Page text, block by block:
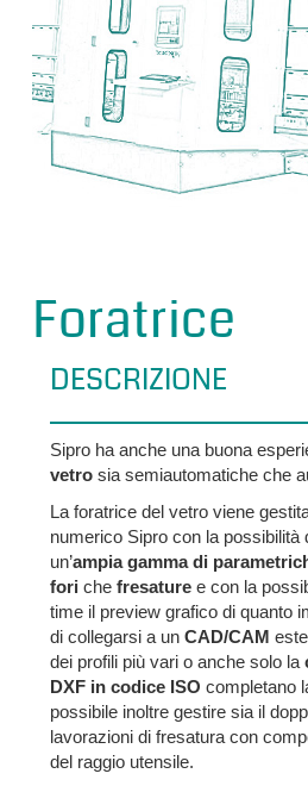
Foratrice
DESCRIZIONE
Sipro ha anche una buona
vetro sia semiautomatiche che
La foratrice del vetro viene
numerico Sipro con la possibilità
un’ampia gamma di
fori che fresature e con la
time il preview grafico di quanto
di collegarsi a un CAD/CAM
dei profili più vari o anche solo la
DXF in codice ISO completano
possibile inoltre gestire sia il
lavorazioni di fresatura con
del raggio utensile.